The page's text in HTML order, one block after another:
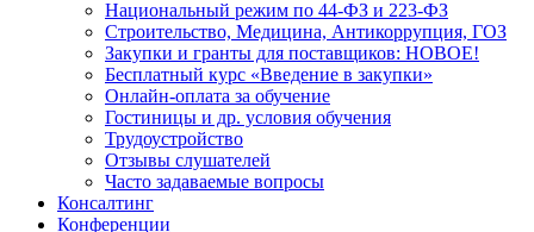
Национальный режим по 44-ФЗ и 223-ФЗ
Строительство, Медицина, Антикоррупция, ГОЗ
Закупки и гранты для поставщиков: НОВОЕ!
Бесплатный курс «Введение в закупки»
Онлайн-оплата за обучение
Гостиницы и др. условия обучения
Трудоустройство
Отзывы слушателей
Часто задаваемые вопросы
Консалтинг
Конференции